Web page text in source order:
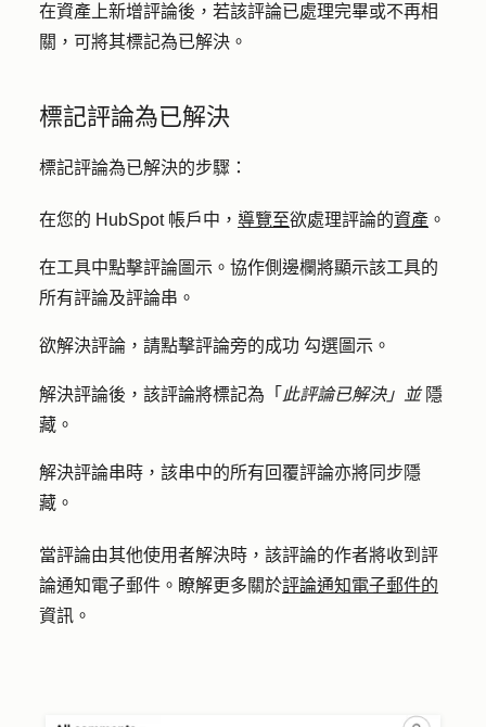
在資產上新增評論後，若該評論已處理完畢或不再相
關，可將其標記為已解決。
標記評論為已解決
標記評論為已解決的步驟：
在您的 HubSpot 帳戶中， 導覽至欲處理評論的資產 。
在工具中點擊評論圖示 。協作側邊欄將顯示該工具的
所有評論及評論串。
欲解決評論，請點擊評論旁的成功 勾選圖示 。
解決評論後，該評論將標記為「 此評論已解決」並 隱
藏。
解決評論串時，該串中的所有回覆評論亦將同步隱
藏。
當評論由其他使用者解決時，該評論的作者將收到評
論通知電子郵件。瞭解更多關於評論通知電子郵件的
資訊。